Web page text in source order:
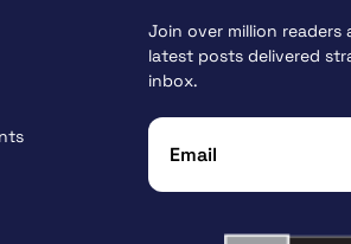
Join over million readers
latest posts delivered
inbox.